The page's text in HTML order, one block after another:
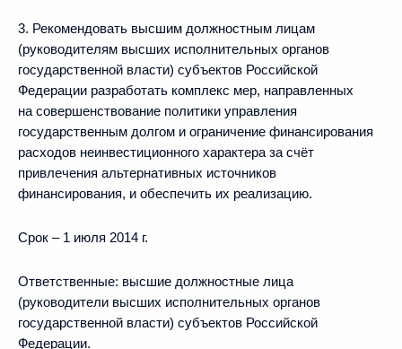
3. Рекомендовать высшим должностным лицам
(руководителям высших исполнительных органов
государственной власти) субъектов Российской
Федерации разработать комплекс мер, направленных
на совершенствование политики управления
государственным долгом и ограничение финансирования
расходов неинвестиционного характера за счёт
привлечения альтернативных источников
финансирования, и обеспечить их реализацию.
Срок – 1 июля 2014 г.
Ответственные: высшие должностные лица
(руководители высших исполнительных органов
государственной власти) субъектов Российской
Федерации.